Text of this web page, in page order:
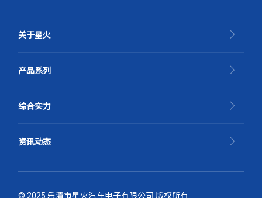
关于星火
产品系列
综合实力
资讯动态
© 2025 乐清市星火汽车电子有限公司 版权所有